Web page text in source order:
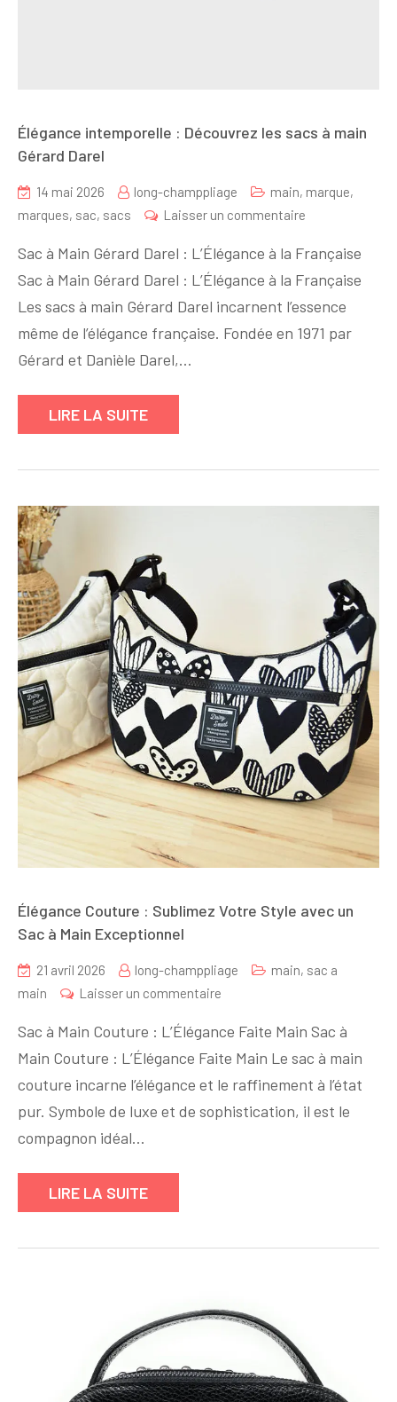
Élégance intemporelle : Découvrez les sacs à main
Gérard Darel
14 mai 2026 long-champpliage main, marque,
marques, sac, sacs Laisser un commentaire
intemporelle
:
Découvrez
les
Sac à Main Gérard Darel : L’Élégance à la Française
Sac à Main Gérard Darel : L’Élégance à la Française
Les sacs à main Gérard Darel incarnent l’essence
même de l’élégance française. Fondée en 1971 par
Gérard et Danièle Darel,…
LIRE LA SUITE
Élégance Couture : Sublimez Votre Style avec un
Sac à Main Exceptionnel
21 avril 2026 long-champpliage main, sac a
main
Laisser un commentaire
Couture
:
Sublimez
Votre
Main
Sac à Main Couture : L’Élégance Faite Main Sac à
Main Couture : L’Élégance Faite Main Le sac à main
couture incarne l’élégance et le raffinement à l’état
pur. Symbole de luxe et de sophistication, il est le
compagnon idéal…
LIRE LA SUITE